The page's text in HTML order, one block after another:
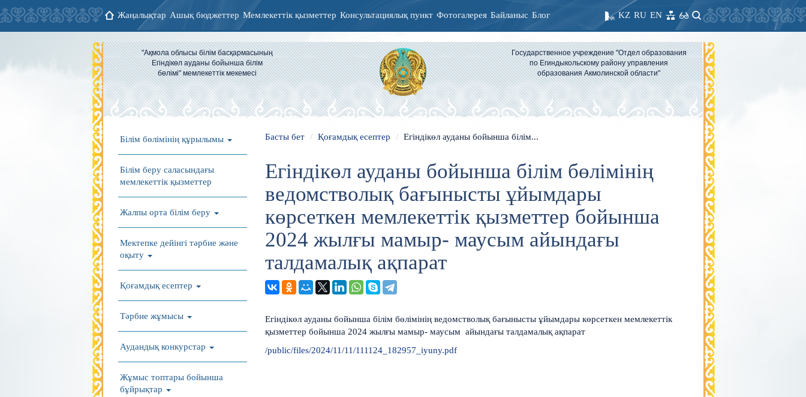
Жаңалықтар Ашық бюджеттер Мемлекеттік қызметтер Консультациялық пункт Фотогалерея Байланыс Блог EN
RU
KZ
"Ақмола облысы білім басқармасының
Егіндікөл ауданы бойынша білім
бөлімі" мемлекеттік мекемесі
Государственное учреждение "Отдел образования
по Егиндыкольскому району управления
образования Акмолинской области"
Білім бөлімінің құрылымы
Білім беру саласындағы
мемлекеттік қызметтер
Жалпы орта білім беру
Мектепке дейінгі тәрбие және
оқыту
Қоғамдық есептер
Тәрбие жұмысы
Аудандық конкурстар
Жұмыс топтары бойынша
бұйрықтар
Басты бет Қоғамдық есептер Егіндікөл ауданы бойынша білім...
Егіндікөл ауданы бойынша білім бөлімінің
ведомстволық бағынысты ұйымдары
көрсеткен мемлекеттік қызметтер бойынша
2024 жылғы мамыр- маусым айындағы
талдамалық ақпарат
Егіндікөл ауданы бойынша білім бөлімінің ведомстволық бағынысты ұйымдары көрсеткен мемлекеттік
қызметтер бойынша 2024 жылғы мамыр- маусым айындағы талдамалық ақпарат
/public/files/2024/11/11/111124_182957_iyuny.pdf